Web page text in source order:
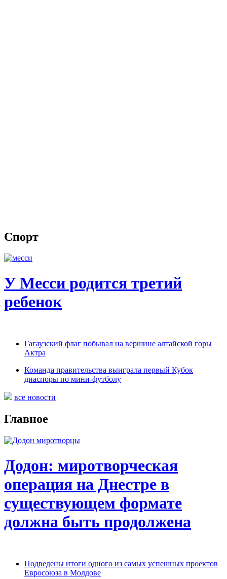
Спорт
У Месси родится третий
ребенок
Гагаузский флаг побывал на вершине алтайской горы
Актра
Команда правительства выиграла первый Кубок
диаспоры по мини-футболу
все новости
Главное
Додон: миротворческая
операция на Днестре в
существующем формате
должна быть продолжена
Подведены итоги одного из самых успешных проектов
Евросоюза в Молдове